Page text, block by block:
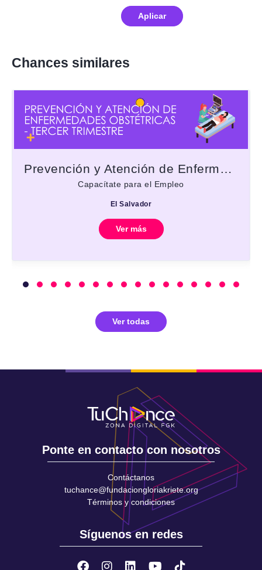
Aplicar
Chances similares
Prevención y Atención de Enfermedades Obstétricas - Tercer trimestre
Capacítate para el Empleo
El Salvador
Ver más
Ver todas
Ponte en contacto con nosotros
Contáctanos
tuchance@fundaciongloriakriete.org
Términos y condiciones
Síguenos en redes